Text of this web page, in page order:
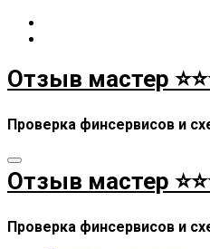
Перейти
Отзыв мастер
Проверка финсервисов и
Отзыв мастер
Проверка финсервисов и